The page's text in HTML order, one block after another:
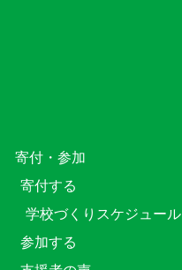
寄付・参加
寄付する
学校づくりスケジュール
参加する